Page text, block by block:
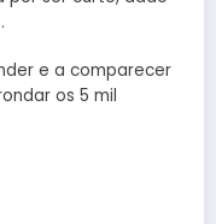
e a comparecer
os 5 mil